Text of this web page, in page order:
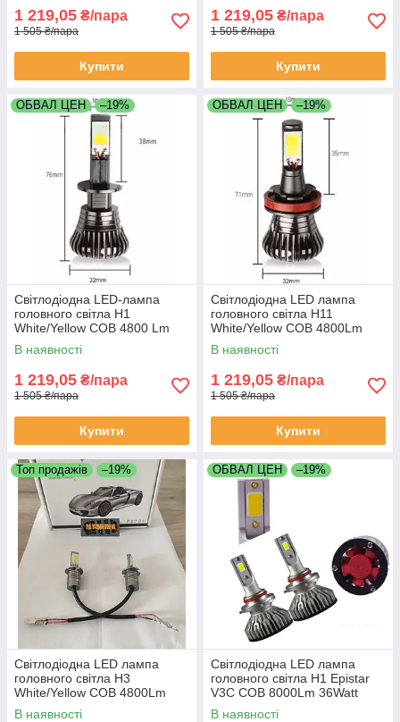
1 219,05 ₴/пара
1 505 ₴/пара
Купити
1 219,05 ₴/пара
1 505 ₴/пара
Купити
ОБВАЛ ЦЕН –19%
Світлодіодна LED-лампа
головного світла H1
White/Yellow COB 4800 Lm
25Watt 6000 K/4300K
В наявності
1 219,05 ₴/пара
1 505 ₴/пара
Купити
ОБВАЛ ЦЕН –19%
Світлодіодна LED лампа
головного світла H11
White/Yellow COB 4800Lm
25Watt 6000K/4300K
В наявності
1 219,05 ₴/пара
1 505 ₴/пара
Купити
Топ продажів –19%
Світлодіодна LED лампа
головного світла H3
White/Yellow COB 4800Lm
25Watt 6000K/4300K
В наявності
ОБВАЛ ЦЕН –19%
Світлодіодна LED лампа
головного світла H1 Epistar
V3C COB 8000Lm 36Watt
В наявності